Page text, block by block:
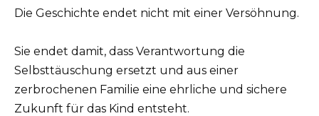
Die Geschichte endet nicht mit einer Versöhnung.
Sie endet damit, dass Verantwortung die
Selbsttäuschung ersetzt und aus einer
zerbrochenen Familie eine ehrliche und sichere
Zukunft für das Kind entsteht.